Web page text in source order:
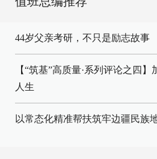
44岁父亲考研，不只是励志故事
【“筑基”高质量·系列评论之四
人生
以常态化精准帮扶筑牢边疆民族